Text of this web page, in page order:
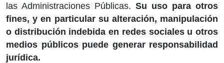
las Administraciones Públicas. Su uso para otros
fines, y en particular su alteración, manipulación
o distribución indebida en redes sociales u otros
medios públicos puede generar responsabilidad
jurídica.